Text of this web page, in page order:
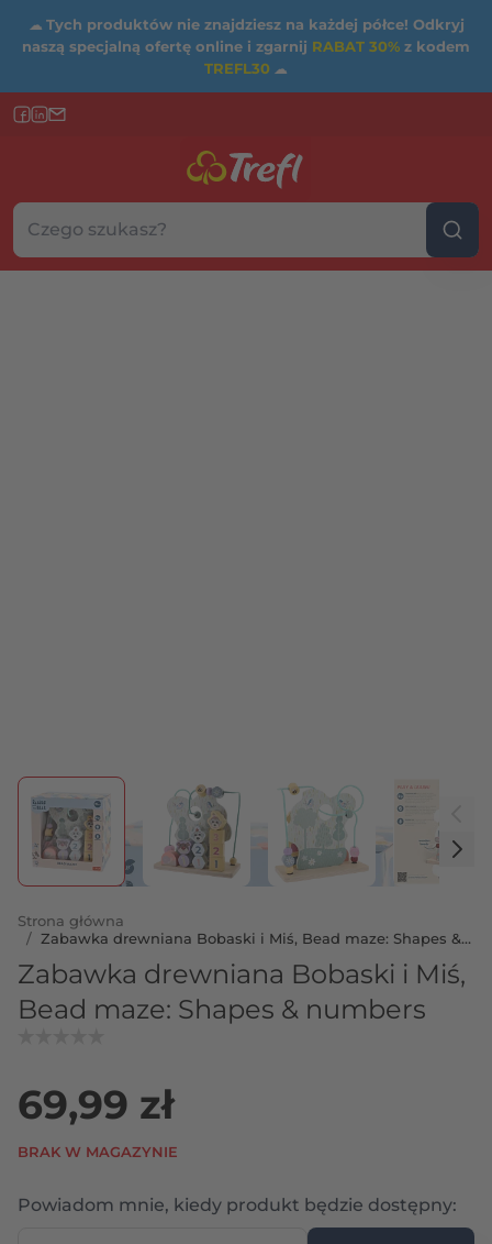
☁ Tych produktów nie znajdziesz na każdej półce! Odkryj
naszą specjalną ofertę online i zgarnij RABAT 30% z kodem
TREFL30 ☁
Szukaj w sklepie...
Wybierz kategorię
View larger imageView larger imageView larger image
Strona główna
/ Zabawka drewniana Bobaski i Miś, Bead maze: Shapes &
Zabawka drewniana Bobaski i Miś,
Bead maze: Shapes & numbers
69,99 zł
BRAK W MAGAZYNIE
Powiadom mnie, kiedy produkt będzie dostępny: